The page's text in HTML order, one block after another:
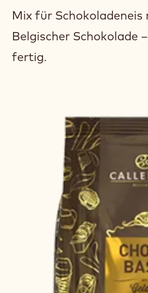
Mix für
Belgischer Schokolade
fertig.